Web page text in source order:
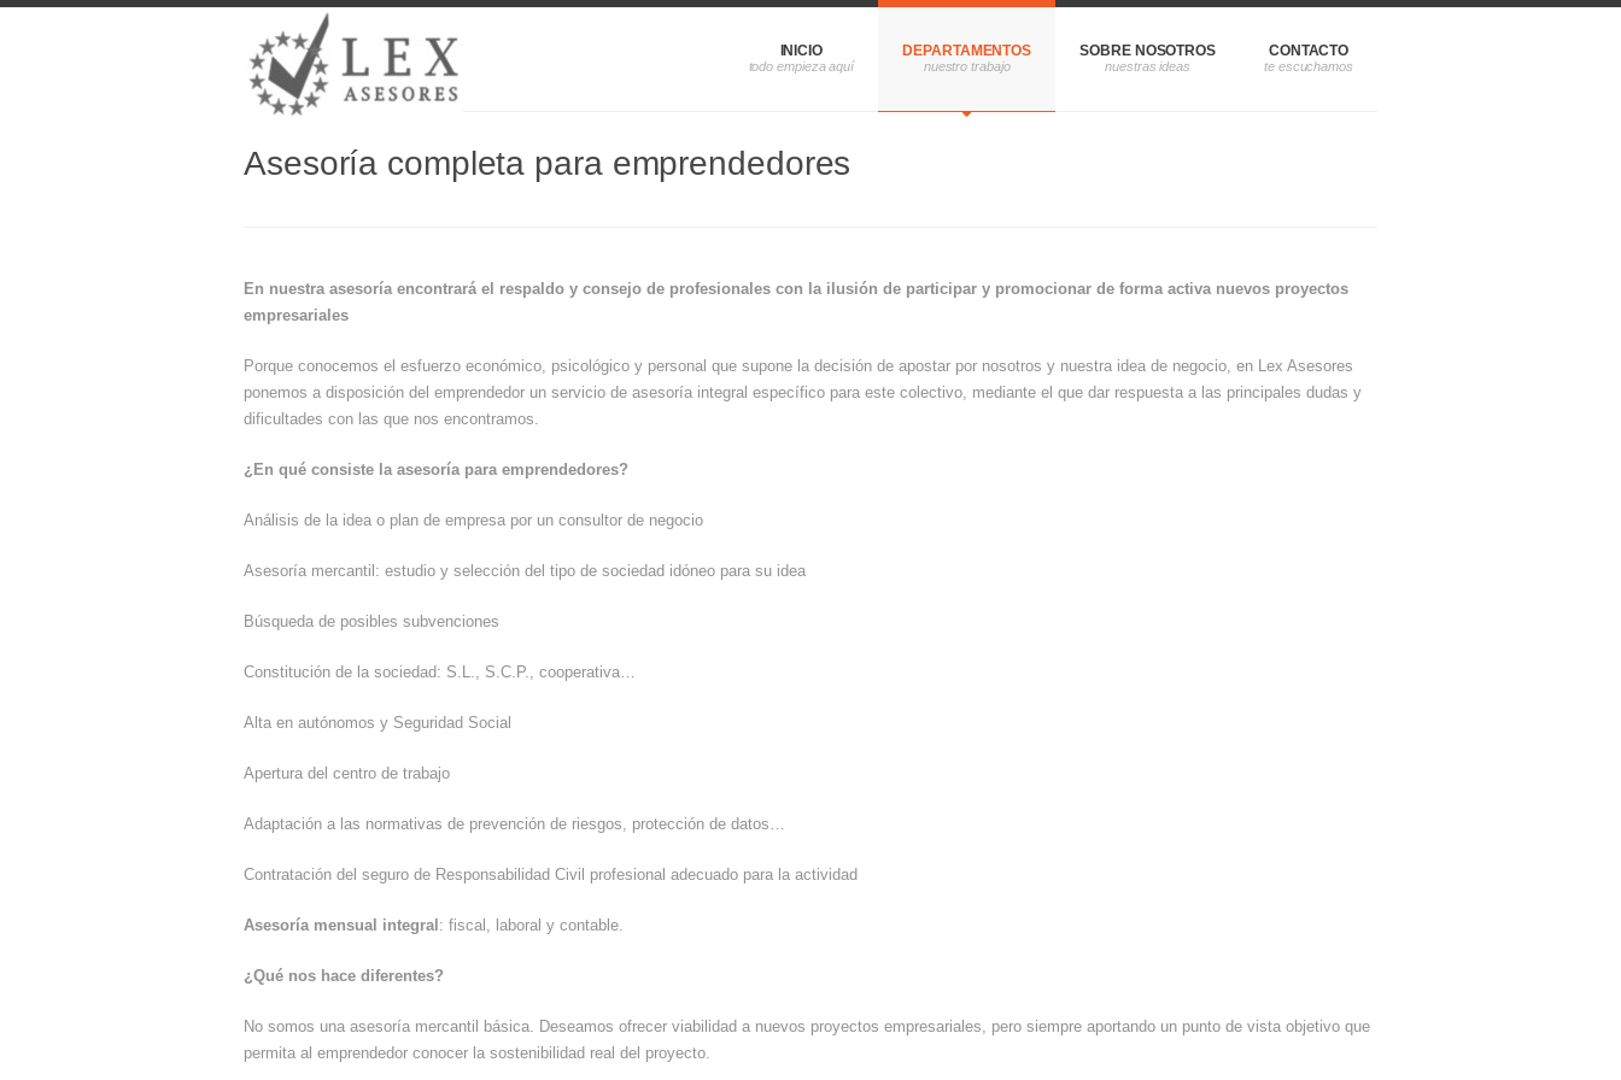
INICIO DEPARTAMENTOS SOBRE NOSOTROS CONTACTO
Asesoría completa para emprendedores
En nuestra asesoría encontrará el respaldo y consejo de profesionales con la ilusión de participar y promocionar de forma activa nuevos proyectos
empresariales
Porque conocemos el esfuerzo económico, psicológico y personal que supone la decisión de apostar por nosotros y nuestra idea de negocio, en Lex Asesores
ponemos a disposición del emprendedor un servicio de asesoría integral específico para este colectivo, mediante el que dar respuesta a las principales dudas y
dificultades con las que nos encontramos.
¿En qué consiste la asesoría para emprendedores?
Análisis de la idea o plan de empresa por un consultor de negocio
Asesoría mercantil: estudio y selección del tipo de sociedad idóneo para su idea
Búsqueda de posibles subvenciones
Constitución de la sociedad: S.L., S.C.P., cooperativa…
Alta en autónomos y Seguridad Social
Apertura del centro de trabajo
Adaptación a las normativas de prevención de riesgos, protección de datos…
Contratación del seguro de Responsabilidad Civil profesional adecuado para la actividad
Asesoría mensual integral : fiscal, laboral y contable.
¿Qué nos hace diferentes?
No somos una asesoría mercantil básica. Deseamos ofrecer viabilidad a nuevos proyectos empresariales, pero siempre aportando un punto de vista objetivo que
permita al emprendedor conocer la sostenibilidad real del proyecto.